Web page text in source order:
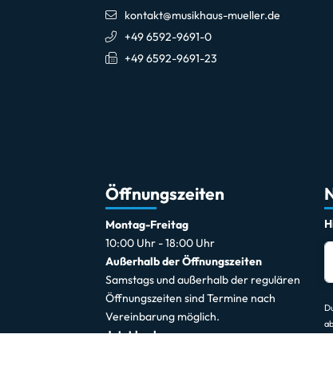
kontakt@musikhaus-mueller.de
+49 6592-9691-0
+49 6592-9691-23
Öffnungszeiten
Montag-Freitag
10:00 Uhr - 18:00 Uhr
Außerhalb der Öffnungszeiten
Samstags und außerhalb der regulären
Öffnungszeiten sind Termine nach
Vereinbarung möglich.
Jetzt buchen